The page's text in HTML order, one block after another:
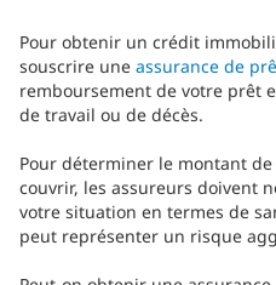
Pour obtenir un crédit
souscrire une assurance de
remboursement de votre prêt
de travail ou de décès.
Pour déterminer le montant
couvrir, les assureurs doivent
votre situation en termes de
peut représenter un risque